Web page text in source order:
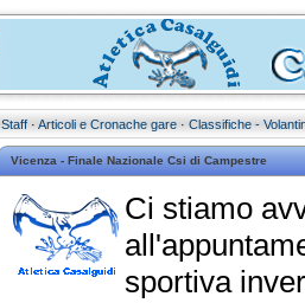
Staff · Articoli e Cronache gare · Classifiche -
Vicenza - Finale Nazionale Csi di Campestre
Ci stiamo
sportiva